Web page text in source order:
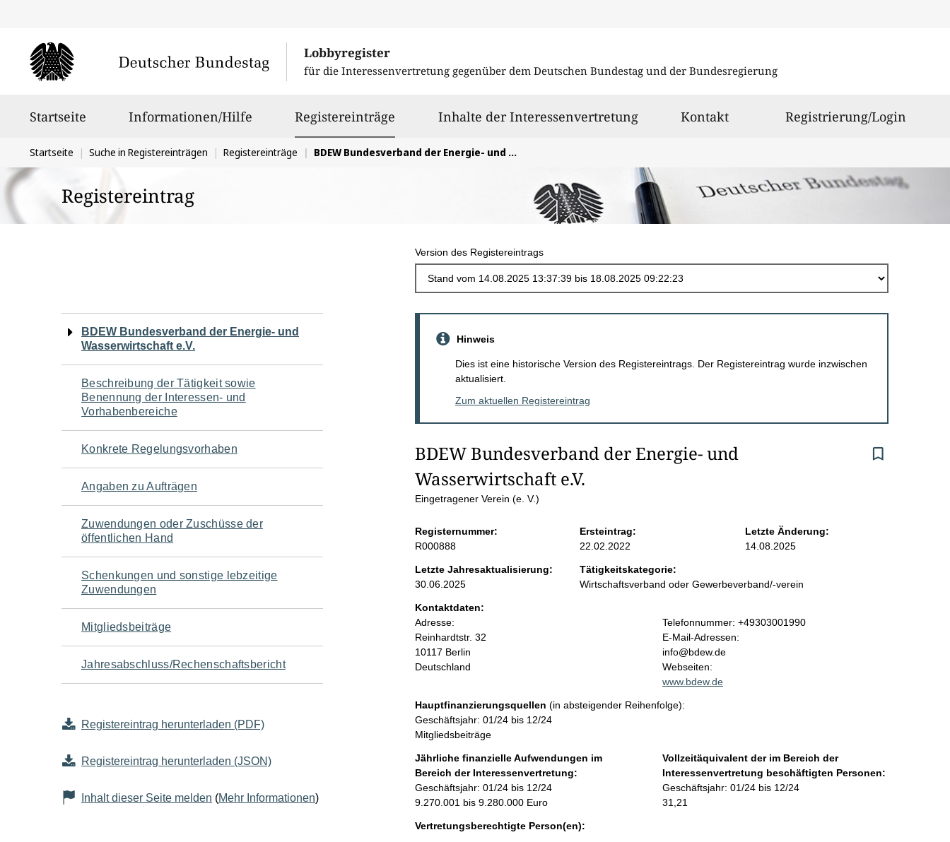
Lobbyregister
für die Interessenvertretung gegenüber dem Deutschen Bundestag und der Bundesregierung
Startseite Informationen/Hilfe Registereinträge ausgewähltInhalte der Interessenvertretung Kontakt Registrierung/Login
Sie
befinden
sich
hier:
Startseite Suche in Registereinträgen Registereinträge BDEW Bundesverband der Energie- und Wasserwirtschaft e.V.
Registereintrag
Version des Registereintrags
Navigation
für
den
Seiteninhalt
BDEW Bundesverband der Energie- und
Wasserwirtschaft e.V.
Beschreibung der Tätigkeit sowie
Benennung der Interessen- und
Vorhabenbereiche
Konkrete Regelungsvorhaben
Angaben zu Aufträgen
Zuwendungen oder Zuschüsse der
öffentlichen Hand
Schenkungen und sonstige lebzeitige
Zuwendungen
Mitgliedsbeiträge
Jahresabschluss/Rechenschaftsbericht
Registereintrag herunterladen (PDF)
Registereintrag herunterladen (JSON)
Inhalt dieser Seite melden (Mehr Informationen)
e
n
i
n
h
a
t
Hinweis
Dies ist eine historische Version des Registereintrags. Der Registereintrag wurde inzwischen
aktualisiert.
Zum aktuellen Registereintrag
BDEW Bundesverband der Energie- und
Wasserwirtschaft e.V.
Eingetragener Verein (e. V.)
Registernummer:
R000888
Ersteintrag:
22.02.2022
Letzte Änderung:
14.08.2025
Letzte Jahresaktualisierung:
30.06.2025
Tätigkeitskategorie:
Wirtschaftsverband oder Gewerbeverband/-verein
Kontaktdaten:
Adresse:
Reinhardtstr. 32
10117 Berlin
Deutschland
K
o
n
t
a
t
f
o
r
m
Telefonnummer: +49303001990
E-Mail-Adressen:
info@bdew.de
Webseiten:
www.bdew.de
Hauptfinanzierungsquellen (in absteigender Reihenfolge):
Geschäftsjahr: 01/24 bis 12/24
Mitgliedsbeiträge
Jährliche finanzielle Aufwendungen im
Bereich der Interessenvertretung:
Geschäftsjahr: 01/24 bis 12/24
9.270.001 bis 9.280.000 Euro
Vollzeitäquivalent der im Bereich der
Interessenvertretung beschäftigten Personen:
Geschäftsjahr: 01/24 bis 12/24
31,21
Vertretungsberechtigte Person(en):